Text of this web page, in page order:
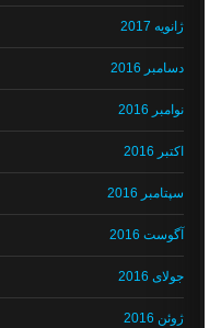
ژانویه 2017
دسامبر 2016
نوامبر 2016
اکتبر 2016
سپتامبر 2016
آگوست 2016
جولای 2016
ژوئن 2016